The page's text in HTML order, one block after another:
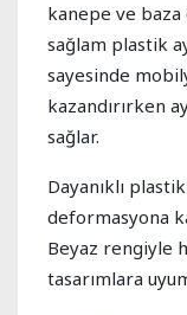
kanepe ve
sağlam plastik
sayesinde
kazandırırken
sağlar.
Dayanıklı
deformasyona
Beyaz rengiyle
tasarımlara